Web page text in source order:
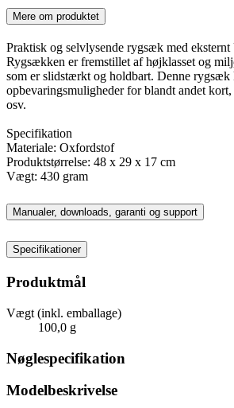
Mere om produktet
Praktisk og selvlysende rygsæk med
Rygsækken er fremstillet af højklasset og
som er slidstærkt og holdbart. Denne rygsæk
opbevaringsmuligheder for blandt andet
osv.
Specifikation
Materiale: Oxfordstof
Produktstørrelse: 48 x 29 x 17 cm
Vægt: 430 gram
Manualer, downloads, garanti og support
Specifikationer
Produktmål
Vægt (inkl. emballage)
100,0 g
Nøglespecifikation
Modelbeskrivelse